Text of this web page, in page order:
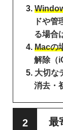
ドや
る場合
Macの
解除（
大切な
消去・
最